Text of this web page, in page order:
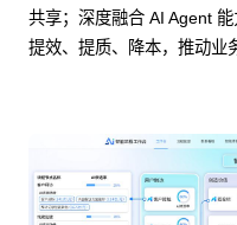
共享；深度融合 AI Agent
提效、提质、降本，推动业